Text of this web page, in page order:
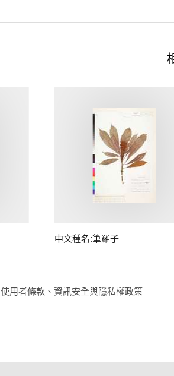
中文種名:筆羅子
使用者條款、資訊安全與隱私權政策